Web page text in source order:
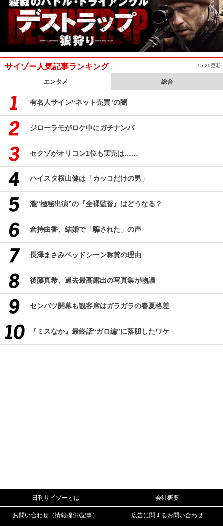
サイゾー人気記事ランキング 15:20更新
エンタメ 総合
有名人サイン“ネット売買”の闇
ジローラモがロケ中にガチナンパ
セクゾがオリコン1位も実売は……
ハイスタ横山健は「カッコだけの男」
瀧“極秘出演”の『全裸監督』はどうなる？
倉持由香、結婚で「騙された」の声
長澤まさみベッドシーン称賛の理由
後藤真希、過去最高露出の写真集が物議
センバツ開幕も観客席はガラガラの春夏格差
『ミスなか』最終話“ガロ編”に落胆したワケ
日刊サイゾーとは 会社概要
お問い合わせ（情報提供/記事） 広告に関するお問い合わせ